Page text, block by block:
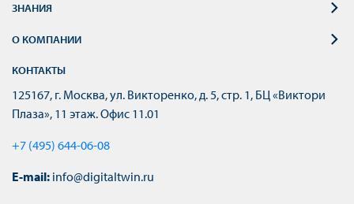
ЗНАНИЯ
О КОМПАНИИ
КОНТАКТЫ
125167, г. Москва, ул. Викторенко, д. 5, стр. 1, БЦ «Виктори
Плаза», 11 этаж. Офис 11.01
+7 (495) 644-06-08
E-mail: info@digitaltwin.ru